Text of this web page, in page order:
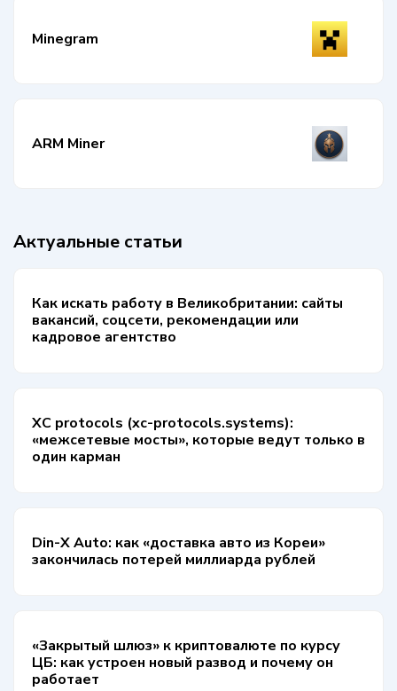
Minegram
ARM Miner
Актуальные статьи
Как искать работу в Великобритании: сайты
вакансий, соцсети, рекомендации или
кадровое агентство
XC protocols (xc-protocols.systems):
«межсетевые мосты», которые ведут только в
один карман
Din-X Auto: как «доставка авто из Кореи»
закончилась потерей миллиарда рублей
«Закрытый шлюз» к криптовалюте по курсу
ЦБ: как устроен новый развод и почему он
работает